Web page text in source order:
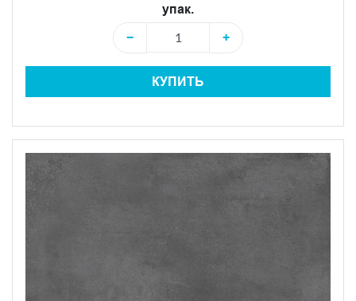
упак.
−
+
КУПИТЬ